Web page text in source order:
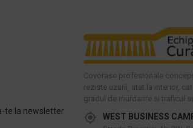
te la newsletter
Covorase profesionale
reziste uzurii, atat la interior,
gradul de murdarire si traficul
WEST BUSINESS